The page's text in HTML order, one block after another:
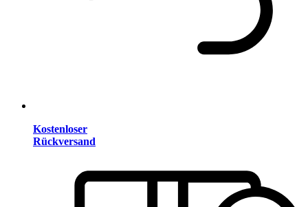
Kostenloser
Rückversand